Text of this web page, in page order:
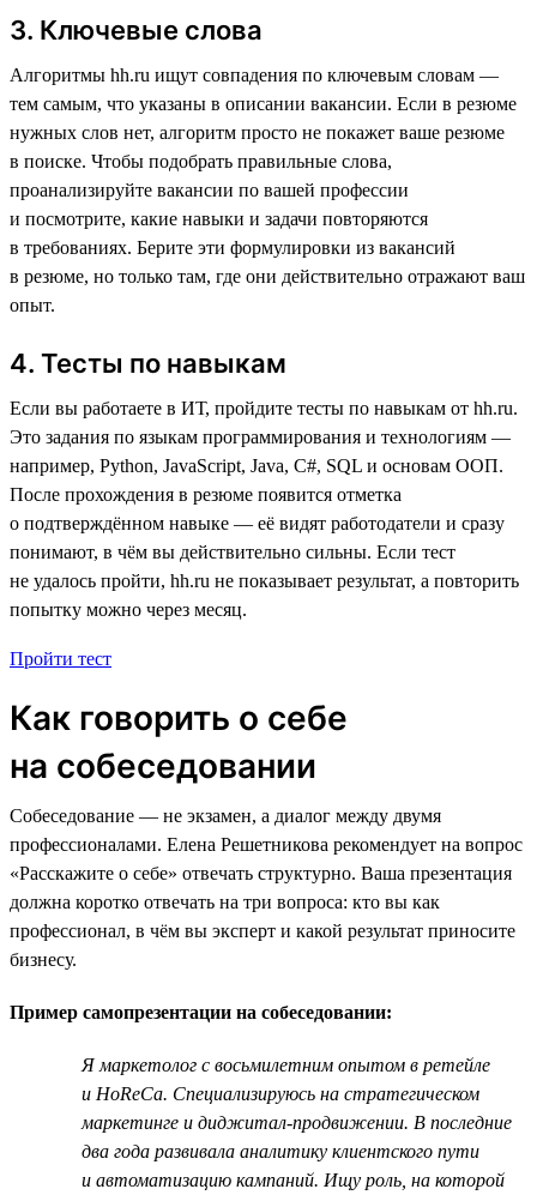
3. Ключевые слова
Алгоритмы hh.ru ищут совпадения по ключевым словам —
тем самым, что указаны в описании вакансии. Если в резюме
нужных слов нет, алгоритм просто не покажет ваше резюме
в поиске. Чтобы подобрать правильные слова,
проанализируйте вакансии по вашей профессии
и посмотрите, какие навыки и задачи повторяются
в требованиях. Берите эти формулировки из вакансий
в резюме, но только там, где они действительно отражают ваш
опыт.
4. Тесты по навыкам
Если вы работаете в ИТ, пройдите тесты по навыкам от hh.ru.
Это задания по языкам программирования и технологиям —
например, Python, JavaScript, Java, C#, SQL и основам ООП.
После прохождения в резюме появится отметка
о подтверждённом навыке — её видят работодатели и сразу
понимают, в чём вы действительно сильны. Если тест
не удалось пройти, hh.ru не показывает результат, а повторить
попытку можно через месяц.
Пройти тест
Как говорить о себе
на собеседовании
Собеседование — не экзамен, а диалог между двумя
профессионалами. Елена Решетникова рекомендует на вопрос
«Расскажите о себе» отвечать структурно. Ваша презентация
должна коротко отвечать на три вопроса: кто вы как
профессионал, в чём вы эксперт и какой результат приносите
бизнесу.
Пример самопрезентации на собеседовании:
Я маркетолог с восьмилетним опытом в ретейле
и HoReCa. Специализируюсь на стратегическом
маркетинге и диджитал-продвижении. В последние
два года развивала аналитику клиентского пути
и автоматизацию кампаний. Ищу роль, на которой